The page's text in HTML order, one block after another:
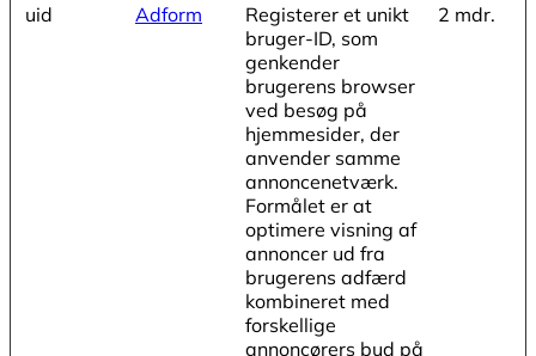
uid Adform
Registerer et unikt
bruger-ID, som
genkender
brugerens browser
ved besøg på
hjemmesider, der
anvender samme
annoncenetværk.
Formålet er at
optimere visning af
annoncer ud fra
brugerens adfærd
kombineret med
forskellige
annoncørers bud på
2 mdr.